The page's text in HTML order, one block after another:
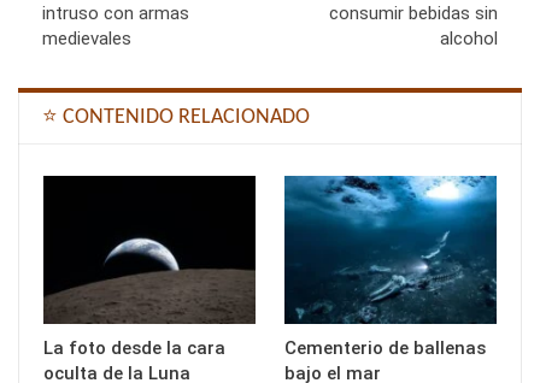
intruso con armas
medievales
consumir bebidas sin
alcohol
⭐ CONTENIDO RELACIONADO
La foto desde la cara
oculta de la Luna
Cementerio de ballenas
bajo el mar